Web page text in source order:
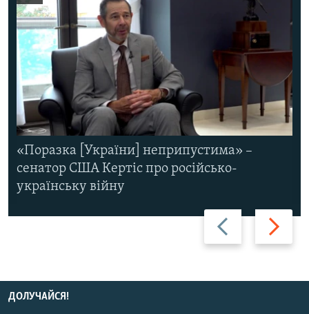
Назад Вперед
«Поразка [України] неприпустима» –
сенатор США Кертіс про російсько-
українську війну
ДОЛУЧАЙСЯ!